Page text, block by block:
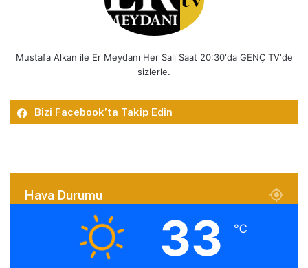
Mustafa Alkan ile Er Meydanı Her Salı Saat 20:30'da GENÇ TV'de
sizlerle.
Bizi Facebook’ta Takip Edin
Hava Durumu
33 ℃